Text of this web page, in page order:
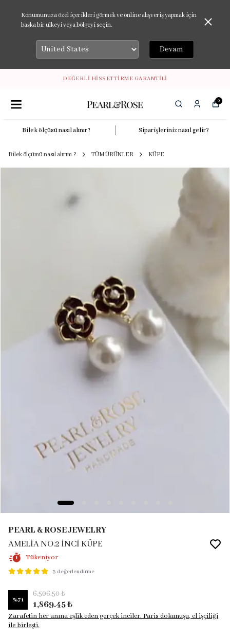
Konumunuza özel içerikleri görmek ve online alışveriş yapmak için
başka bir ülkeyi veya bölgeyi seçin.
Devam
DEĞERLİ HİSSETTİRME GARANTİLİ
0
Bilek ölçüsü nasıl alınır? Siparişleriniz nasıl gelir?
Bilek ölçümü nasıl alırım ? TÜM ÜRÜNLER KÜPE
PEARL & ROSE JEWELRY
AMELİA NO.2 İNCİ KÜPE
Tükeniyor
3 değerlendirme
%71
6,506.50 ₺
1,869.45 ₺
Zarafetin her anına eşlik eden gerçek inciler. Paris dokunuşu, el işçiliği
ile birleşti.